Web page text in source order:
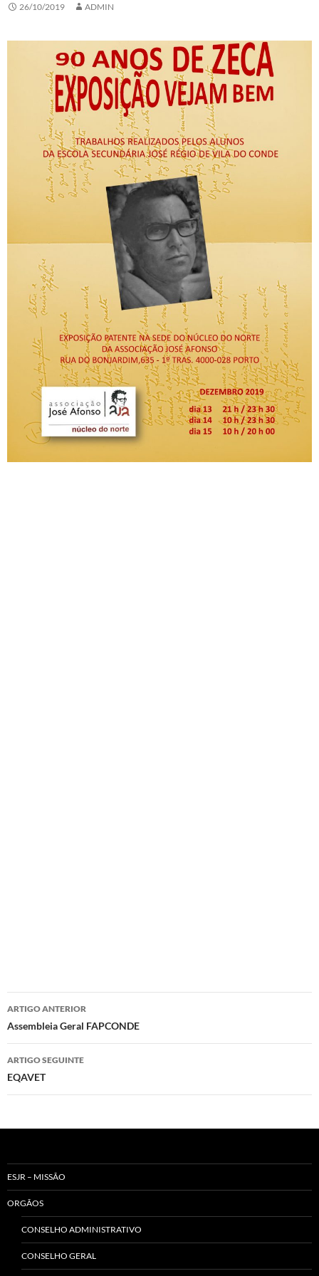
26/10/2019 ADMIN
Navegação
de
artigos
ARTIGO ANTERIOR
Assembleia Geral FAPCONDE
ARTIGO SEGUINTE
EQAVET
ESJR – MISSÃO
ORGÃOS
CONSELHO ADMINISTRATIVO
CONSELHO GERAL